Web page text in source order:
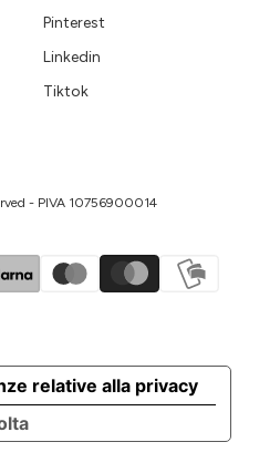
Pinterest
Linkedin
Tiktok
- PIVA 10756900014
relative alla privacy